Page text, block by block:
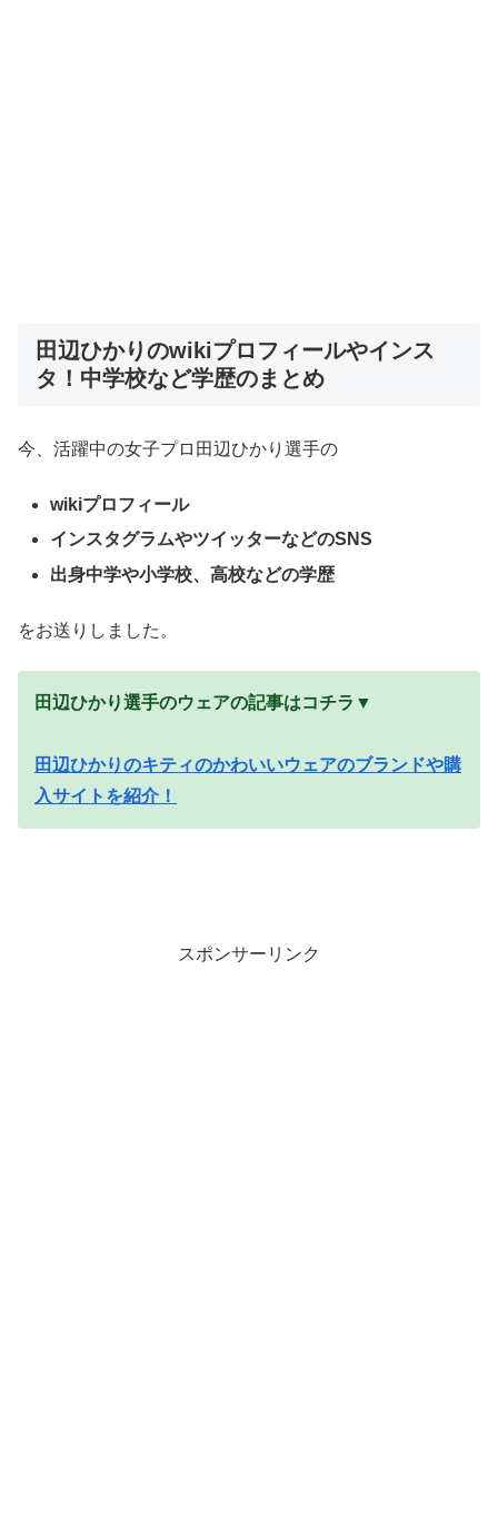
田辺ひかりのwikiプロフィールやインス
タ！中学校など学歴のまとめ
今、活躍中の女子プロ田辺ひかり選手の
wikiプロフィール
インスタグラムやツイッターなどのSNS
出身中学や小学校、高校などの学歴
をお送りしました。
田辺ひかり選手のウェアの記事はコチラ▼
田辺ひかりのキティのかわいいウェアのブランドや購
入サイトを紹介！
スポンサーリンク